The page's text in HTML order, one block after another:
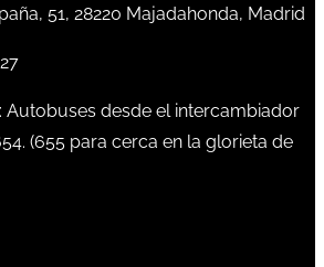
51, 28220 Majadahonda, Madrid
: Autobuses desde el intercambiador
. (655 para cerca en la glorieta de